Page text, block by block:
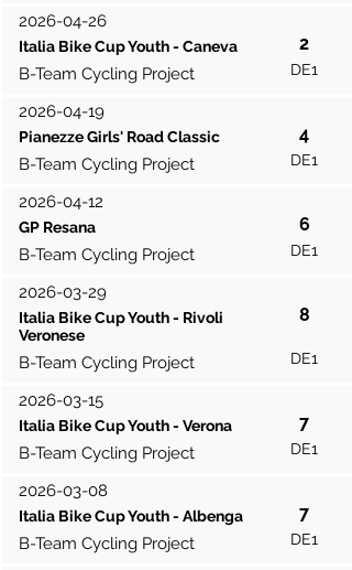
2026-04-26
Italia Bike Cup Youth - Caneva 2
B-Team Cycling Project DE1
2026-04-19
Pianezze Girls' Road Classic 4
B-Team Cycling Project DE1
2026-04-12
GP Resana 6
B-Team Cycling Project DE1
2026-03-29
Italia Bike Cup Youth - Rivoli
Veronese
8
B-Team Cycling Project DE1
2026-03-15
Italia Bike Cup Youth - Verona 7
B-Team Cycling Project DE1
2026-03-08
Italia Bike Cup Youth - Albenga 7
B-Team Cycling Project DE1